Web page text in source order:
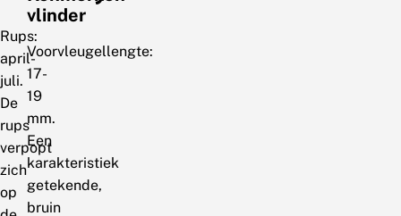
Rups:
april-
juli.
De
rups
verpopt
zich
op
vlinder
Voorvleugellengte:
17-
19
mm.
Een
karakteristiek
getekende,
bruin